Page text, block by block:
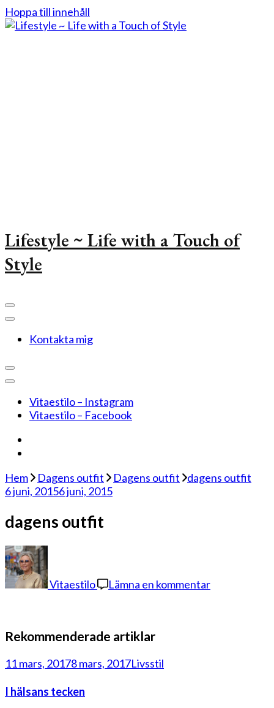
Hoppa till innehåll
Lifestyle ~ Life with a Touch of
Style
Kontakta mig
Vitaestilo – Instagram
Vitaestilo – Facebook
Hem Dagens outfit Dagens outfit
dagens outfit
6 juni, 20156 juni, 2015
dagens outfit
Vitaestilo Lämna en kommentar
Rekommenderade artiklar
11 mars, 20178 mars, 2017Livsstil
I hälsans tecken